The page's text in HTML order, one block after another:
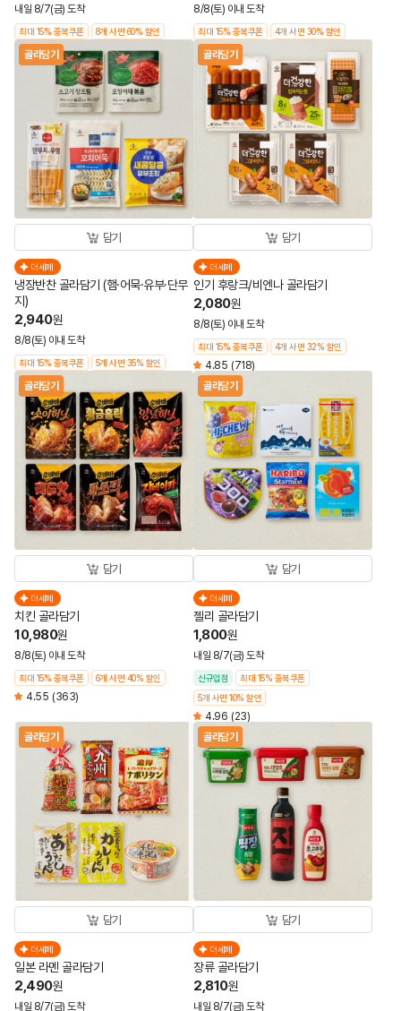
내일 8/7(금) 도착
최대 15% 중복쿠폰 8개 사면 60% 할인
8/8(토) 이내 도착
최대 15% 중복쿠폰 4개 사면 30% 할인
골라담기
담기
더세페
냉장반찬 골라담기 (햄·어묵·유부·단무
지)
2,940원
8/8(토) 이내 도착
최대 15% 중복쿠폰 5개 사면 35% 할인
골라담기
담기
더세페
인기 후랑크/비엔나 골라담기
2,080원
8/8(토) 이내 도착
최대 15% 중복쿠폰 4개 사면 32% 할인
4.85 (718)
골라담기
담기
더세페
치킨 골라담기
10,980원
8/8(토) 이내 도착
최대 15% 중복쿠폰 6개 사면 40% 할인
4.55 (363)
골라담기
담기
더세페
젤리 골라담기
1,800원
내일 8/7(금) 도착
신규입점
최대 15% 중복쿠폰
5개 사면 10% 할인
4.96 (23)
골라담기
담기
더세페
일본 라멘 골라담기
2,490원
내일 8/7(금) 도착
골라담기
담기
더세페
장류 골라담기
2,810원
내일 8/7(금) 도착